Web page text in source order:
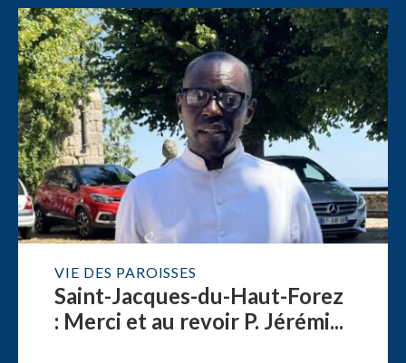
VIE DES PAROISSES
Saint-Jacques-du-Haut-Forez
: Merci et au revoir P. Jérémi...